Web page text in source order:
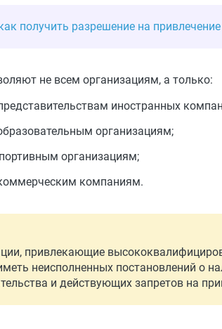
получить разрешение на
не всем организациям, а только:
иностранных
организациям;
организациям;
компаниям.
привлекающие
неисполненных постановлений о
и действующих запретов на